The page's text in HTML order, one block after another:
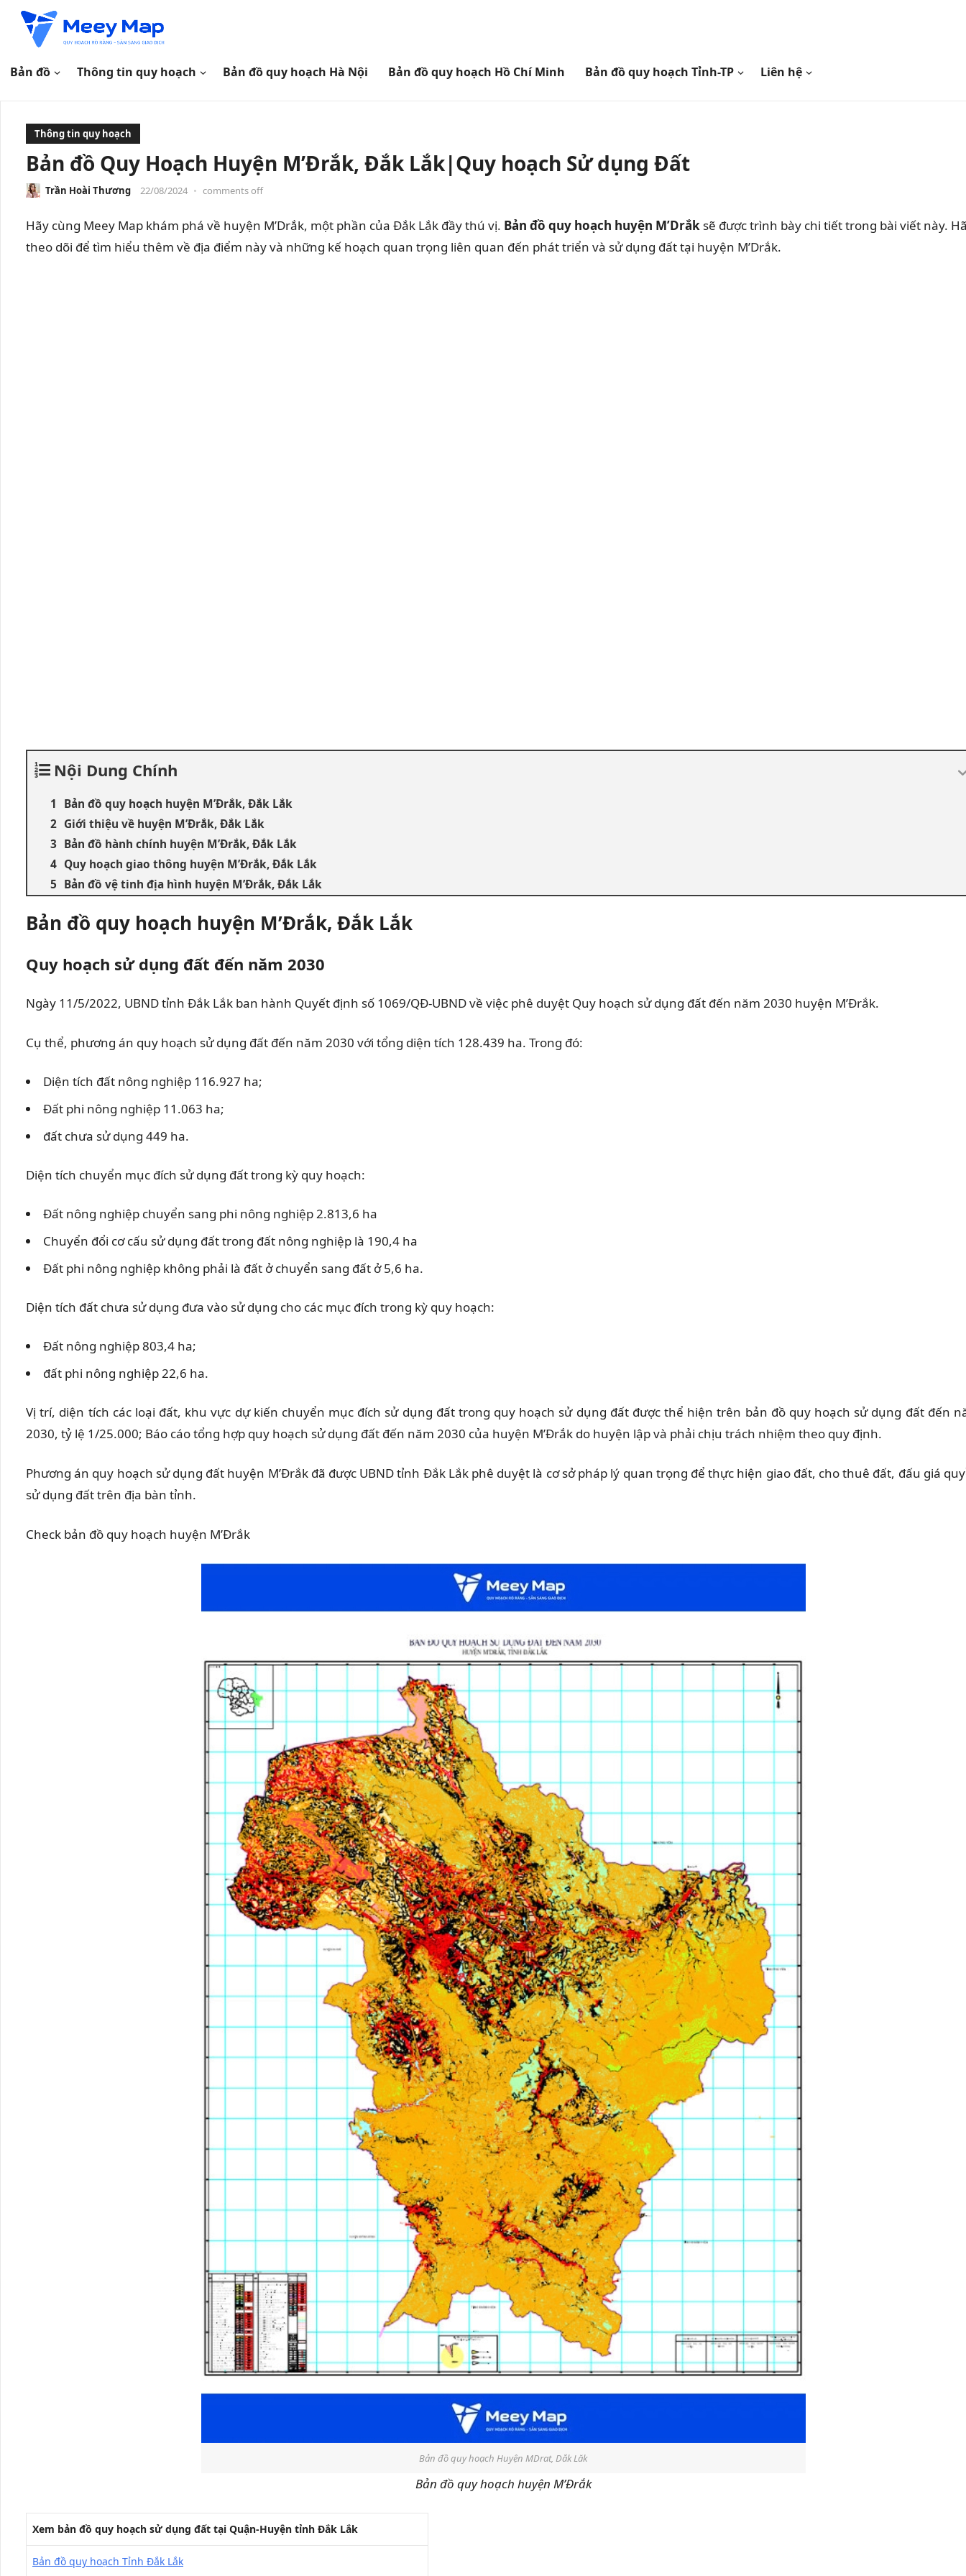
Bản đồ Thông tin quy hoạch Bản đồ quy hoạch Hà Nội Bản đồ quy hoạch Hồ Chí Minh Bản đồ quy hoạch Tỉnh-TP Liên hệ
Thông tin quy hoạch
Bản đồ Quy Hoạch Huyện M’Đrắk, Đắk Lắk|Quy hoạch Sử dụng Đất
Trần Hoài Thương 22/08/2024 • comments off
Hãy cùng Meey Map khám phá về huyện M’Drắk, một phần của Đắk Lắk đầy thú vị. Bản đồ quy hoạch huyện M’Drắk sẽ được trình bày chi tiết trong bài viết này.
theo dõi để tìm hiểu thêm về địa điểm này và những kế hoạch quan trọng liên quan đến phát triển và sử dụng đất tại huyện M’Drắk.
Nội Dung Chính
Bản đồ quy hoạch huyện M’Đrắk, Đắk Lắk
Giới thiệu về huyện M’Đrắk, Đắk Lắk
Bản đồ hành chính huyện M’Đrắk, Đắk Lắk
Quy hoạch giao thông huyện M’Đrắk, Đắk Lắk
Bản đồ vệ tinh địa hình huyện M’Đrắk, Đắk Lắk
Bản đồ quy hoạch huyện M’Đrắk, Đắk Lắk
Quy hoạch sử dụng đất đến năm 2030
Ngày 11/5/2022, UBND tỉnh Đắk Lắk ban hành Quyết định số 1069/QĐ-UBND về việc phê duyệt Quy hoạch sử dụng đất đến năm 2030 huyện M’Đrắk.
Cụ thể, phương án quy hoạch sử dụng đất đến năm 2030 với tổng diện tích 128.439 ha. Trong đó:
Diện tích đất nông nghiệp 116.927 ha;
Đất phi nông nghiệp 11.063 ha;
đất chưa sử dụng 449 ha.
Diện tích chuyển mục đích sử dụng đất trong kỳ quy hoạch:
Đất nông nghiệp chuyển sang phi nông nghiệp 2.813,6 ha
Chuyển đổi cơ cấu sử dụng đất trong đất nông nghiệp là 190,4 ha
Đất phi nông nghiệp không phải là đất ở chuyển sang đất ở 5,6 ha.
Diện tích đất chưa sử dụng đưa vào sử dụng cho các mục đích trong kỳ quy hoạch:
Đất nông nghiệp 803,4 ha;
đất phi nông nghiệp 22,6 ha.
Vị trí, diện tích các loại đất, khu vực dự kiến ​​chuyển mục đích sử dụng đất trong quy hoạch sử dụng đất được thể hiện trên bản đồ quy hoạch sử dụng đất đến
2030, tỷ lệ 1/25.000; Báo cáo tổng hợp quy hoạch sử dụng đất đến năm 2030 của huyện M’Đrắk do huyện lập và phải chịu trách nhiệm theo quy định.
Phương án quy hoạch sử dụng đất huyện M’Đrắk đã được UBND tỉnh Đắk Lắk phê duyệt là cơ sở pháp lý quan trọng để thực hiện giao đất, cho thuê đất, đấu giá
sử dụng đất trên địa bàn tỉnh.
Check bản đồ quy hoạch huyện M’Đrắk
Bản đồ quy hoạch Huyện MDrat, Dắk Lăk
Bản đồ quy hoạch huyện M’Đrắk
Xem bản đồ quy hoạch sử dụng đất tại Quận-Huyện tỉnh Đắk Lắk
Bản đồ quy hoạch Tỉnh Đắk Lắk